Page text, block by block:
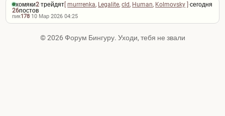
хомяки2·трейдят[murrrenka, Legalite,cld, Human, Kolmovsky ]·сегодня
26постов
пик178·10 Мар 2026 04:25
© 2026 Форум Бингуру. Уходи, тебя не звали